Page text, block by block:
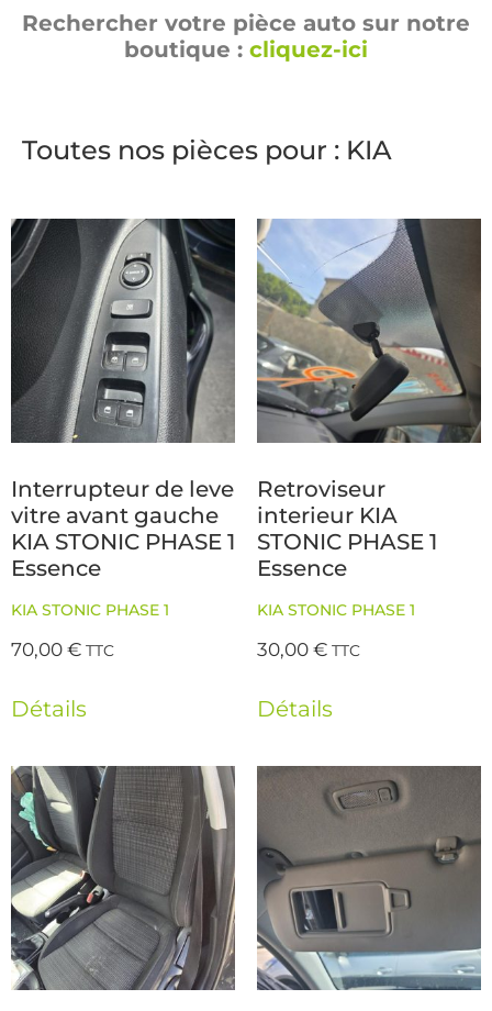
Rechercher votre pièce auto sur notre
boutique : cliquez-ici
Toutes nos pièces pour : KIA
Interrupteur de leve
vitre avant gauche
KIA STONIC PHASE 1
Essence
KIA STONIC PHASE 1
70,00€ TTC
Détails
Retroviseur
interieur KIA
STONIC PHASE 1
Essence
KIA STONIC PHASE 1
30,00€ TTC
Détails